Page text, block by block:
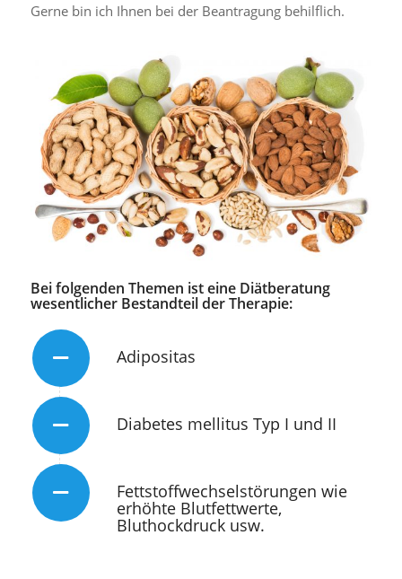
Gerne bin ich Ihnen bei der Beantragung behilflich.
Bei folgenden Themen ist eine Diätberatung
wesentlicher Bestandteil der Therapie:
Adipositas
Diabetes mellitus Typ I und II
Fettstoffwechselstörungen wie
erhöhte Blutfettwerte,
Bluthockdruck usw.